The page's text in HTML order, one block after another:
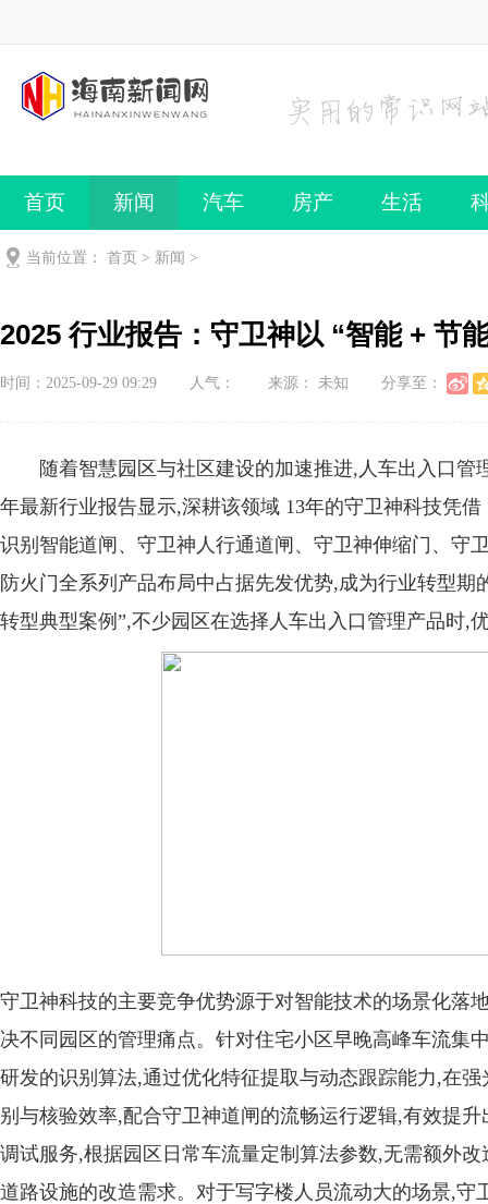
首页 新闻 汽车 房产 生活
当前位置： 首页 > 新闻 >
2025 行业报告：守卫神以 “智能 + 节
时间：2025-09-29 09:29 人气： 来源： 未知 分享至：
随着智慧园区与社区建设的加速推进,人车出入口
年最新行业报告显示,深耕该领域 13年的守卫神科技凭
识别智能道闸、守卫神人行通道闸、守卫神伸缩门、守
防火门全系列产品布局中占据先发优势,成为行业转型
转型典型案例”,不少园区在选择人车出入口管理产品时,
守卫神科技的主要竞争优势源于对智能技术的场景化落
决不同园区的管理痛点。针对住宅小区早晚高峰车流集
研发的识别算法,通过优化特征提取与动态跟踪能力,在
别与核验效率,配合守卫神道闸的流畅运行逻辑,有效提
调试服务,根据园区日常车流量定制算法参数,无需额外
道路设施的改造需求。对于写字楼人员流动大的场景,